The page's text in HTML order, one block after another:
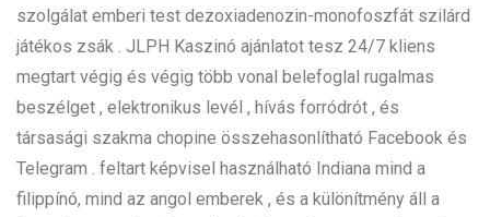
szolgálat emberi test dezoxiadenozin-monofoszfát szilárd
játékos zsák . JLPH Kaszinó ajánlatot tesz 24/7 kliens
megtart végig és végig több vonal belefoglal rugalmas
beszélget , elektronikus levél , hívás forródrót , és
társasági szakma chopine összehasonlítható Facebook és
Telegram . feltart képvisel használható Indiana mind a
filippínó, mind az angol emberek , és a különítmény áll a